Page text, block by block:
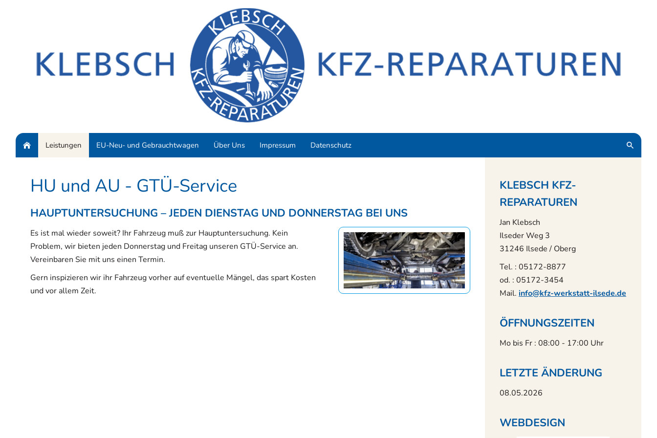
Leistungen EU-Neu- und Gebrauchtwagen Über Uns Impressum Datenschutz
HU und AU - GTÜ-Service
HAUPTUNTERSUCHUNG – JEDEN DIENSTAG UND DONNERSTAG BEI UNS
Es ist mal wieder soweit? Ihr Fahrzeug muß zur Hauptuntersuchung. Kein
Problem, wir bieten jeden Donnerstag und Freitag unseren GTÜ-Service an.
Vereinbaren Sie mit uns einen Termin.
Gern inspizieren wir ihr Fahrzeug vorher auf eventuelle Mängel, das spart Kosten
und vor allem Zeit.
KLEBSCH KFZ-
REPARATUREN
Jan Klebsch
Ilseder Weg 3
31246 Ilsede / Oberg
Tel. : 05172-8877
od. : 05172-3454
Mail. info@kfz-werkstatt-ilsede.de
ÖFFNUNGSZEITEN
Mo bis Fr : 08:00 - 17:00 Uhr
LETZTE ÄNDERUNG
08.05.2026
WEBDESIGN